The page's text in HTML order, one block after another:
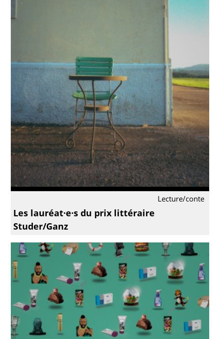
Lecture/conte
Les lauréat·e·s du prix littéraire
Studer/Ganz